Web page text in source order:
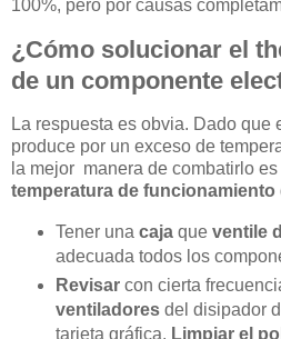
100%, pero por causas
¿Cómo solucionar el
de un componente
La respuesta es obvia. Dado que
produce por un exceso de
la mejor manera de combatirlo es
temperatura de funcionamiento
Tener una cajaque ventile
adecuada todos los
Revisarcon cierta
ventiladoresdel disipador
tarjeta gráfica. Limpiar el